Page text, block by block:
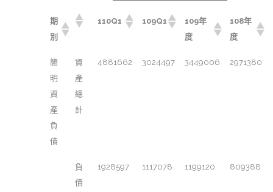
期
別
110Q1 109Q1
109年
度
108年
度
簡
明
資
產
負
債
資
產
總
計
4881662 3024497 3449006 2971380
負
債
1928597 1117078 1199120 809388